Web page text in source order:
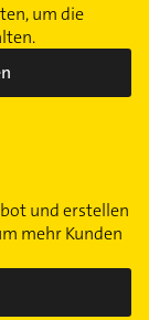
um die
und erstellen
mehr Kunden